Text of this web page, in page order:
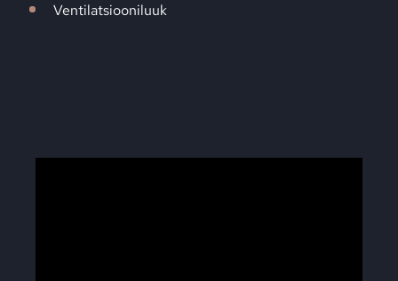
Ventilatsiooniluuk